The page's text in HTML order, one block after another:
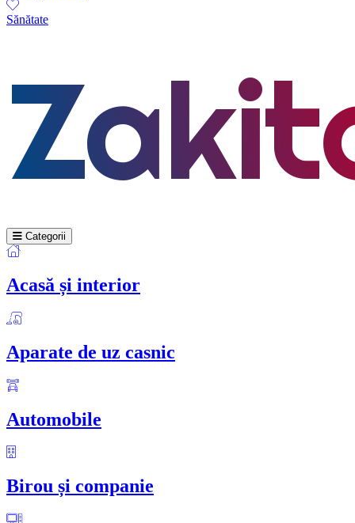
Sănătate
Categorii
Acasă și interior
Aparate de uz casnic
Automobile
Birou și companie